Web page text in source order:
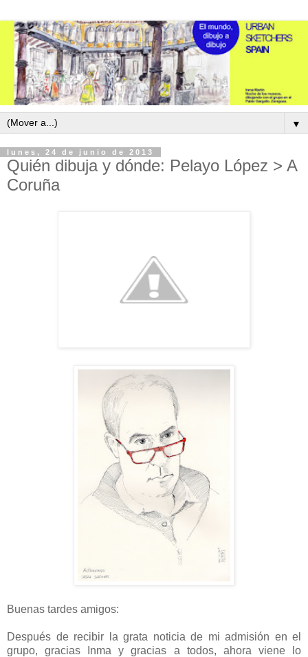
▼
lunes, 24 de junio de 2013
Quién dibuja y dónde: Pelayo López > A
Coruña
Buenas tardes amigos:
Después de recibir la grata noticia de mi admisión en el
grupo, gracias Inma y gracias a todos, ahora viene lo